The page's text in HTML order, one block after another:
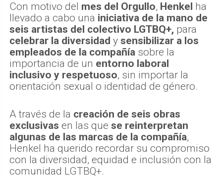
Con motivo del mes del Orgullo, Henkel ha
llevado a cabo una iniciativa de la mano de
seis artistas del colectivo LGTBQ+, para
celebrar la diversidad y sensibilizar a los
empleados de la compañía sobre la
importancia de un entorno laboral
inclusivo y respetuoso, sin importar la
orientación sexual o identidad de género.
A través de la creación de seis obras
exclusivas en las que se reinterpretan
algunas de las marcas de la compañía,
Henkel ha querido recordar su compromiso
con la diversidad, equidad e inclusión con la
comunidad LGTBQ+.